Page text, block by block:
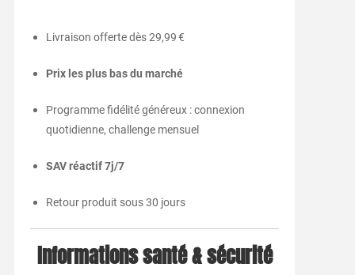
Livraison offerte dès 29,99 €
Prix les plus bas du marché
Programme fidélité généreux : connexion
quotidienne, challenge mensuel
SAV réactif 7j/7
Retour produit sous 30 jours
Informations santé & sécurité